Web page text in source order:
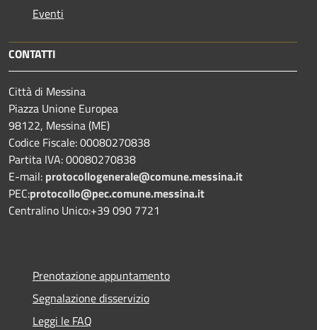
Eventi
CONTATTI
Città di Messina
Piazza Unione Europea
98122, Messina (ME)
Codice Fiscale: 00080270838
Partita IVA: 00080270838
E-mail: protocollogenerale@comune.messina.it
PEC:protocollo@pec.comune.messina.it
Centralino Unico:+39 090 7721
Prenotazione appuntamento
Segnalazione disservizio
Leggi le FAQ